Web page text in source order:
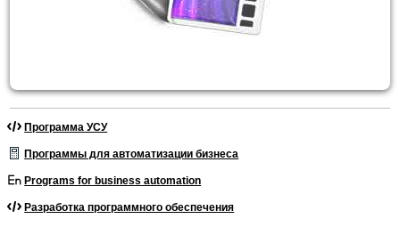
Программа УСУ
Программы для автоматизации бизнеса
Programs for business automation
Разработка программного обеспечения